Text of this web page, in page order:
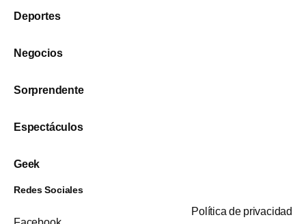
Deportes
Negocios
Sorprendente
Espectáculos
Geek
Redes Sociales
Política de privacidad